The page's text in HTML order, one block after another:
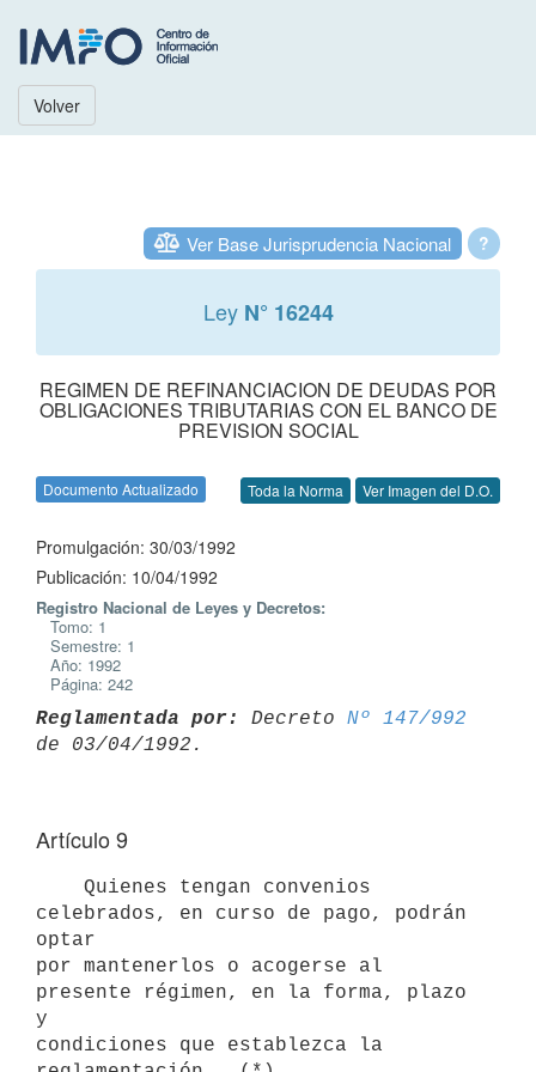
Volver
?
Ver Base Jurisprudencia Nacional
Ley N° 16244
REGIMEN DE REFINANCIACION DE DEUDAS POR
OBLIGACIONES TRIBUTARIAS CON EL BANCO DE
PREVISION SOCIAL
Documento Actualizado Toda la Norma Ver Imagen del D.O.
Promulgación: 30/03/1992
Publicación: 10/04/1992
Registro Nacional de Leyes y Decretos:
Tomo: 1
Semestre: 1
Año: 1992
Página: 242
Reglamentada por: Decreto Nº 147/992
Artículo 9
celebrados, en curso de pago, podrán
optar
por mantenerlos o acogerse al
presente régimen, en la forma, plazo
y
condiciones que establezca la